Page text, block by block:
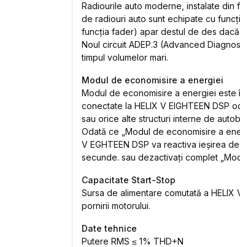
Radiourile auto moderne, instalate
de radiouri auto sunt echipate cu
funcția fader) apar destul de des dacă
Noul circuit ADEP.3 (Advanced
timpul volumelor mari.
Modul de economisire a energiei
Modul de economisire a energiei
conectate la HELIX V EIGHTEEN
sau orice alte structuri interne de
Odată ce „Modul de economisire a
V EGHTEEN DSP va reactiva ieșirea
secunde. sau dezactivați complet
Capacitate Start-Stop
Sursa de alimentare comutată a
pornirii motorului.
Date tehnice
Putere RMS ≤ 1% THD+N